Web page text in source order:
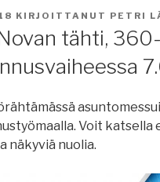
KIRJOITTANUT PETRI
tähti,
Voit katsella
näkyviä nuolia.